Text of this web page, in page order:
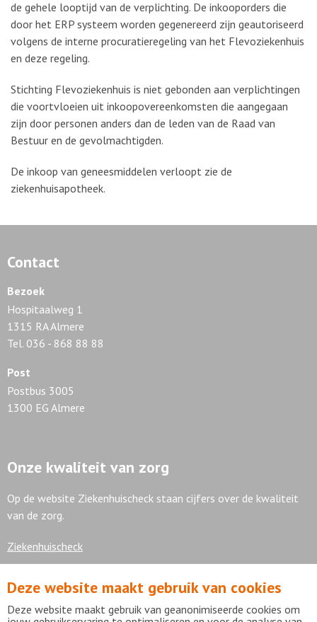
de gehele looptijd van de verplichting. De inkooporders die
door het ERP systeem worden gegenereerd zijn geautoriseerd
volgens de interne procuratieregeling van het Flevoziekenhuis
en deze regeling.
Stichting Flevoziekenhuis is niet gebonden aan verplichtingen
die voortvloeien uit inkoopovereenkomsten die aangegaan
zijn door personen anders dan de leden van de Raad van
Bestuur en de gevolmachtigden.
De inkoop van geneesmiddelen verloopt zie de
ziekenhuisapotheek.
Contact
Bezoek
Hospitaalweg 1
1315 RA Almere
Tel. 036 - 868 88 88
Post
Postbus 3005
1300 EG Almere
Onze kwaliteit van zorg
Op de website Ziekenhuischeck staan cijfers over de kwaliteit
van de zorg.
Ziekenhuischeck
7,9
Deze website maakt gebruik van cookies
Deze website maakt gebruik van geanonimiseerde cookies om